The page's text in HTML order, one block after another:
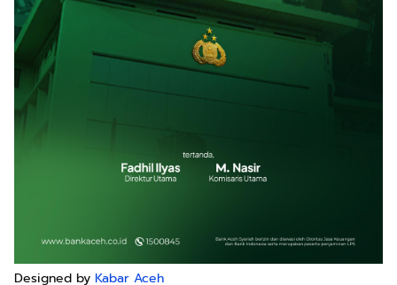
Designed by Kabar Aceh